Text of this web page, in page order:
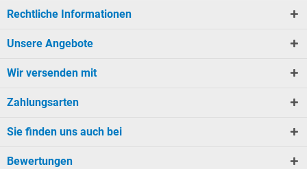
Rechtliche Informationen
Unsere Angebote
Wir versenden mit
Zahlungsarten
Sie finden uns auch bei
Bewertungen